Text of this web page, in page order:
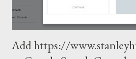
Add https://